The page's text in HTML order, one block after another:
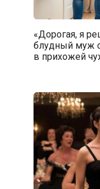
«Дорогая, я
блудный муж
в прихожей